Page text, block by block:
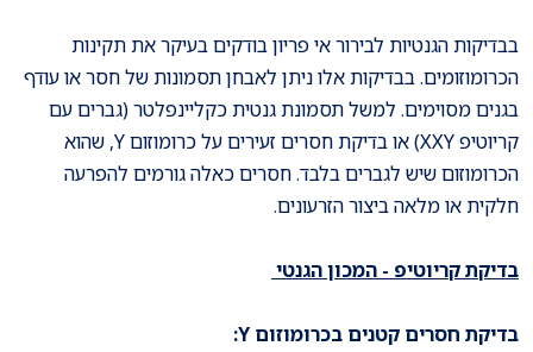
בבדיקות הגנטיות לבירור אי פריון בודקים בעיקר את תקינות
הכרומוזומים. בבדיקות אלו ניתן לאבחן תסמונות של חסר או עודף
בגנים מסוימים. למשל תסמונת גנטית כקליינפלטר (גברים עם
קריוטיפ XXY) או בדיקת חסרים זעירים על כרומוזום Y, שהוא
הכרומוזום שיש לגברים בלבד. חסרים כאלה גורמים להפרעה
חלקית או מלאה ביצור הזרעונים.
בדיקת קריוטיפ - המכון הגנטי
בדיקת חסרים קטנים בכרומוזום Y: